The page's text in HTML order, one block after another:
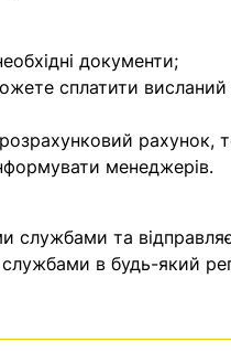
документи;
сплатити
рахунок,
менеджерів.
та
в будь-який